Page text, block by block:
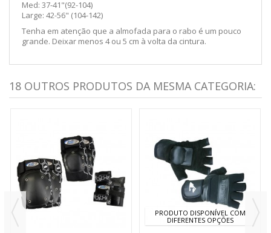
Med: 37-41"(92-104)
Large: 42-56" (104-142)
Tenha em atenção que a almofada para o rabo é um pouco
grande. Deixar menos 4 ou 5 cm à volta da cintura.
18 OUTROS PRODUTOS DA MESMA CATEGORIA:
PRODUTO DISPONÍVEL COM
DIFERENTES OPÇÕES